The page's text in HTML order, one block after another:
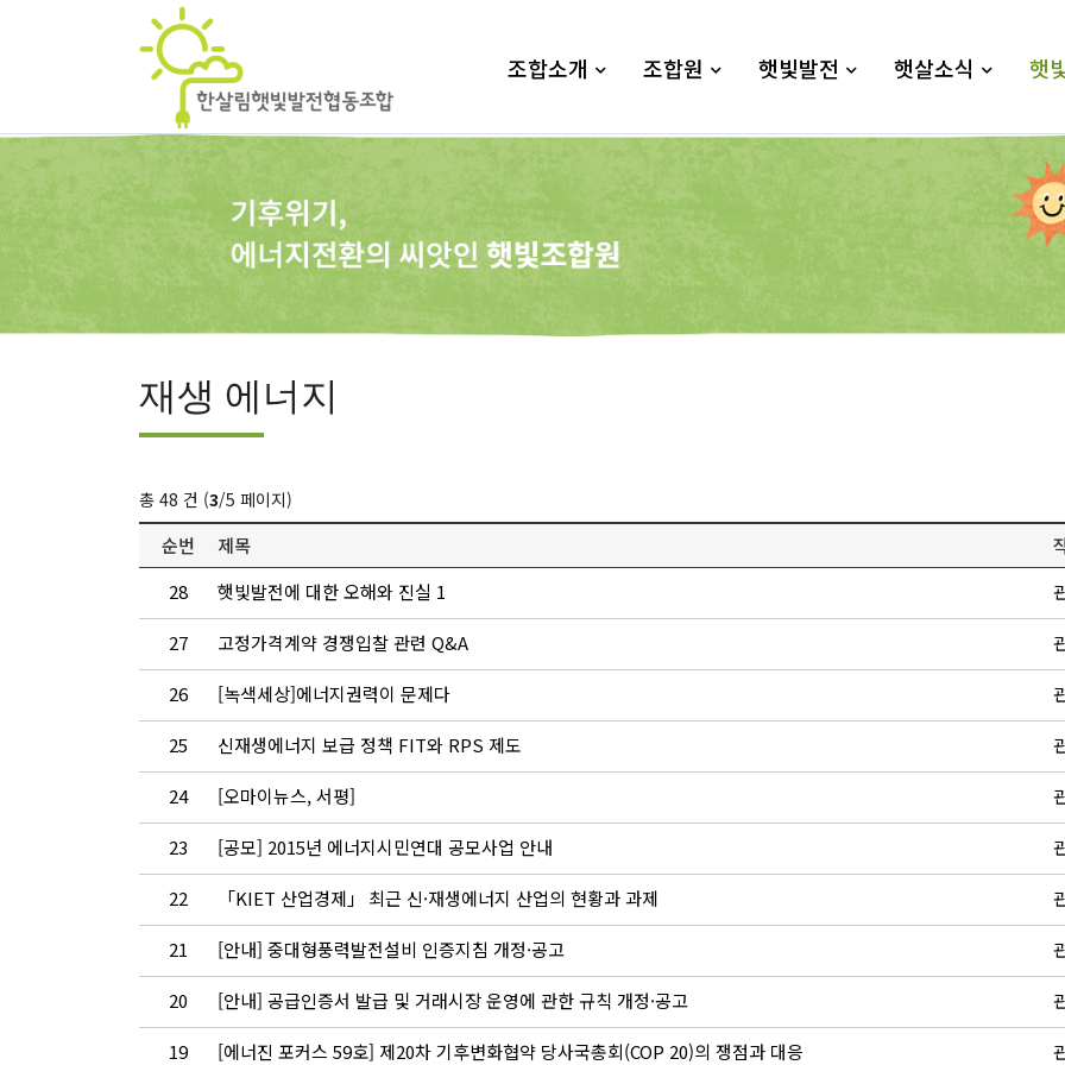
조합소개 조합원 햇빛발전 햇살소식 햇
재생 에너지
총 48 건 (3/5 페이지)
순번 제목
28
햇빛발전에 대한 오해와 진실 1
27 고정가격계약 경쟁입찰 관련 Q&A
26 [녹색세상]에너지권력이 문제다
25 신재생에너지 보급 정책 FIT와 RPS 제도
24 [오마이뉴스, 서평]
23 [공모] 2015년 에너지시민연대 공모사업 안내
22 「KIET 산업경제」 최근 신·재생에너지 산업의 현황과 과제
21 [안내] 중대형풍력발전설비 인증지침 개정·공고
20 [안내] 공급인증서 발급 및 거래시장 운영에 관한 규칙 개정·공고
19 [에너진 포커스 59호] 제20차 기후변화협약 당사국총회(COP 20)의 쟁점과 대응